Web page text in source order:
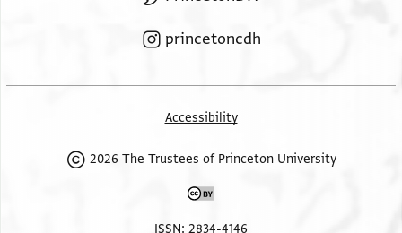
princetoncdh
Accessibility
2026 The Trustees of Princeton University
ISSN: 2834-4146